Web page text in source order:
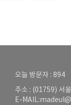
오늘 방문자 :
주소 : (01759) 서
E-MAIL: